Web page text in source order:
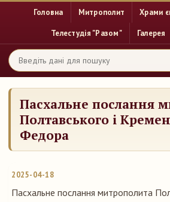
Головна Митрополит Храми
Телестудія "Разом" Галерея
Пасхальне послання
Полтавського і
Федора
2025-04-18
Пасхальне послання митрополита